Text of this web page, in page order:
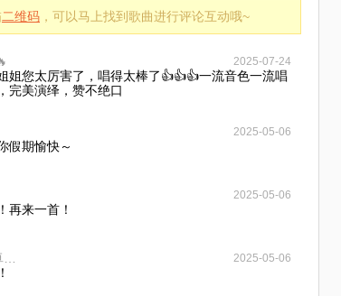
二维码 ，可以马上找到歌曲进行评论互动哦~
2025-07-24
姐您太厉害了，唱得太棒了👍👍👍一流音色一流唱
完美演绎，赞不绝口
2025-05-06
假期愉快～
2025-05-06
再来一首！
2025-05-06